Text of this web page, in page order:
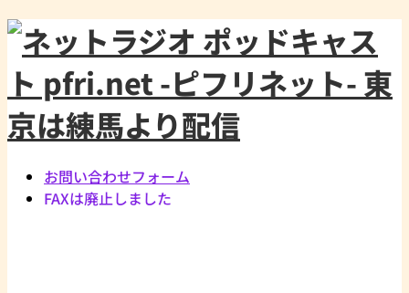
お問い合わせフォーム
FAXは廃止しました